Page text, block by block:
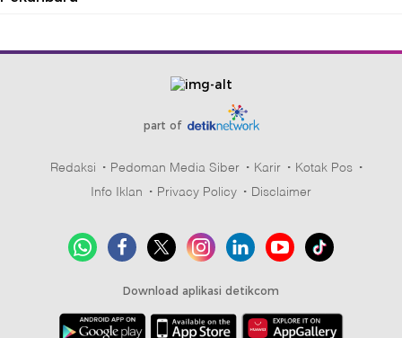
part of
Redaksi Pedoman Media Siber Karir
Kotak Pos
Info Iklan
Privacy Policy Disclaimer
Download aplikasi detikcom